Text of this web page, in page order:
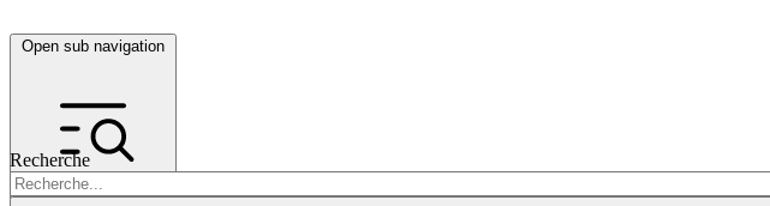
Open sub navigation
Recherche